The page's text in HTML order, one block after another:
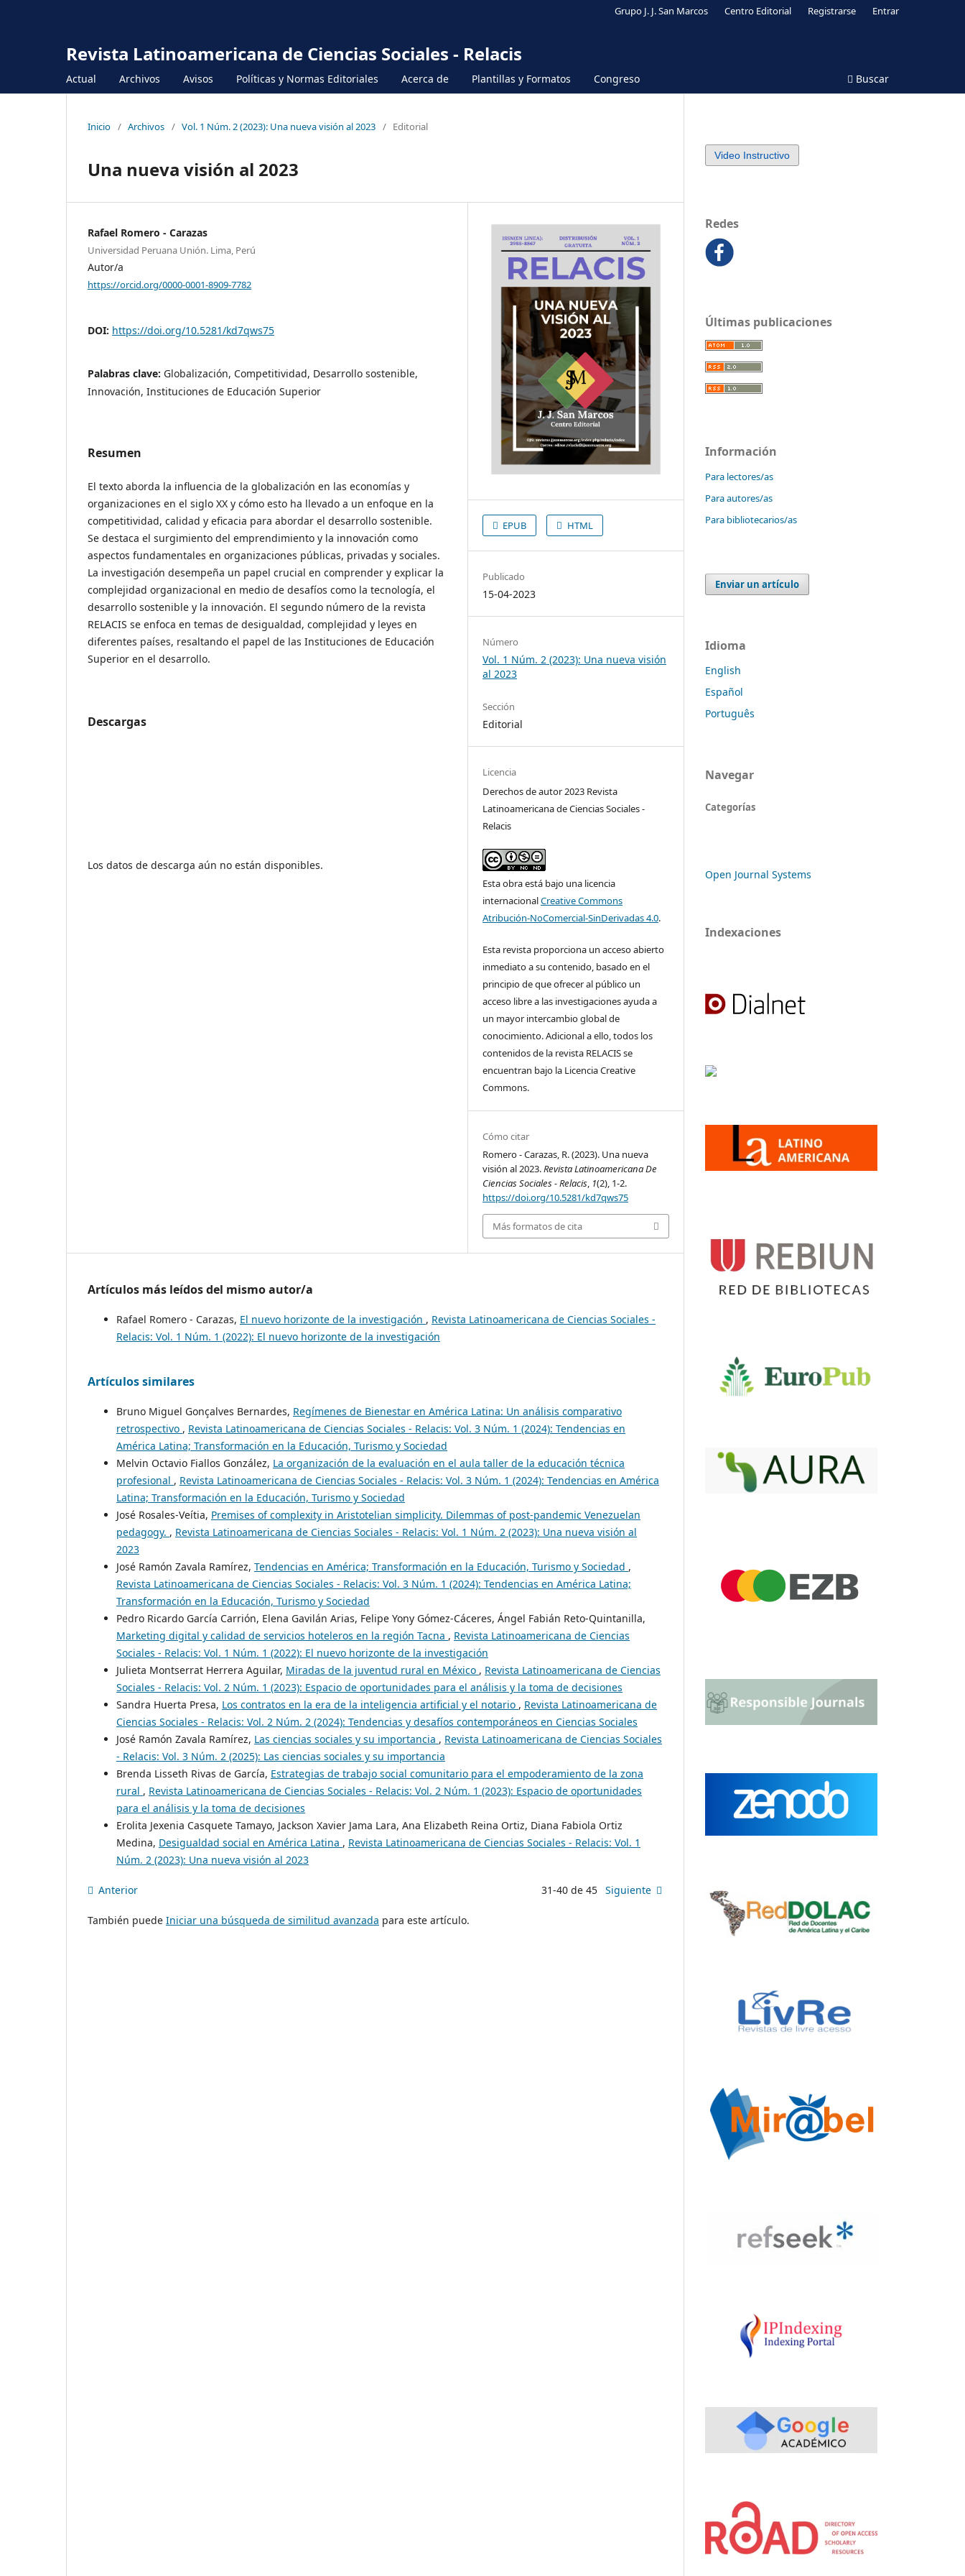
Revista Latinoamericana de Ciencias Sociales - Relacis
Actual Archivos Avisos Políticas y Normas Editoriales Acerca de Plantillas y Formatos Congreso Buscar
Grupo J. J. San Marcos Centro Editorial Registrarse Entrar
Inicio / Archivos / Vol. 1 Núm. 2 (2023): Una nueva visión al 2023 / Editorial
Una nueva visión al 2023
Rafael Romero - Carazas
Universidad Peruana Unión. Lima, Perú
Autor/a
https://orcid.org/0000-0001-8909-7782
DOI: https://doi.org/10.5281/kd7qws75
Palabras clave: Globalización, Competitividad, Desarrollo sostenible,
Innovación, Instituciones de Educación Superior
Resumen
El texto aborda la influencia de la globalización en las economías y
organizaciones en el siglo XX y cómo esto ha llevado a un enfoque en la
competitividad, calidad y eficacia para abordar el desarrollo sostenible.
Se destaca el surgimiento del emprendimiento y la innovación como
aspectos fundamentales en organizaciones públicas, privadas y sociales.
La investigación desempeña un papel crucial en comprender y explicar la
complejidad organizacional en medio de desafíos como la tecnología, el
desarrollo sostenible y la innovación. El segundo número de la revista
RELACIS se enfoca en temas de desigualdad, complejidad y leyes en
diferentes países, resaltando el papel de las Instituciones de Educación
Superior en el desarrollo.
Descargas
Los datos de descarga aún no están disponibles.
EPUB HTML
Publicado
15-04-2023
Número
Vol. 1 Núm. 2 (2023): Una nueva visión
al 2023
Sección
Editorial
Licencia
Derechos de autor 2023 Revista
Latinoamericana de Ciencias Sociales -
Relacis
Esta obra está bajo una licencia
internacionalCreative Commons
Atribución-NoComercial-SinDerivadas 4.0.
Esta revista proporciona un acceso abierto
inmediato a su contenido, basado en el
principio de que ofrecer al público un
acceso libre a las investigaciones ayuda a
un mayor intercambio global de
conocimiento. Adicional a ello, todos los
contenidos de la revista RELACIS se
encuentran bajo la Licencia Creative
Commons.
Cómo citar
Romero - Carazas, R. (2023). Una nueva
visión al 2023.Revista Latinoamericana De
Ciencias Sociales - Relacis, 1(2), 1-2.
https://doi.org/10.5281/kd7qws75
Más formatos de cita
Artículos más leídos del mismo autor/a
Rafael Romero - Carazas, El nuevo horizonte de la investigación , Revista Latinoamericana de Ciencias Sociales -
Relacis: Vol. 1 Núm. 1 (2022): El nuevo horizonte de la investigación
Artículos similares
Bruno Miguel Gonçalves Bernardes, Regímenes de Bienestar en América Latina: Un análisis comparativo
retrospectivo , Revista Latinoamericana de Ciencias Sociales - Relacis: Vol. 3 Núm. 1 (2024): Tendencias en
América Latina; Transformación en la Educación, Turismo y Sociedad
Melvin Octavio Fiallos González, La organización de la evaluación en el aula taller de la educación técnica
profesional , Revista Latinoamericana de Ciencias Sociales - Relacis: Vol. 3 Núm. 1 (2024): Tendencias en América
Latina; Transformación en la Educación, Turismo y Sociedad
José Rosales-Veítia, Premises of complexity in Aristotelian simplicity. Dilemmas of post-pandemic Venezuelan
pedagogy. , Revista Latinoamericana de Ciencias Sociales - Relacis: Vol. 1 Núm. 2 (2023): Una nueva visión al
2023
José Ramón Zavala Ramírez, Tendencias en América; Transformación en la Educación, Turismo y Sociedad ,
Revista Latinoamericana de Ciencias Sociales - Relacis: Vol. 3 Núm. 1 (2024): Tendencias en América Latina;
Transformación en la Educación, Turismo y Sociedad
Pedro Ricardo García Carrión, Elena Gavilán Arias, Felipe Yony Gómez-Cáceres, Ángel Fabián Reto-Quintanilla,
Marketing digital y calidad de servicios hoteleros en la región Tacna , Revista Latinoamericana de Ciencias
Sociales - Relacis: Vol. 1 Núm. 1 (2022): El nuevo horizonte de la investigación
Julieta Montserrat Herrera Aguilar, Miradas de la juventud rural en México , Revista Latinoamericana de Ciencias
Sociales - Relacis: Vol. 2 Núm. 1 (2023): Espacio de oportunidades para el análisis y la toma de decisiones
Sandra Huerta Presa, Los contratos en la era de la inteligencia artificial y el notario , Revista Latinoamericana de
Ciencias Sociales - Relacis: Vol. 2 Núm. 2 (2024): Tendencias y desafíos contemporáneos en Ciencias Sociales
José Ramón Zavala Ramírez, Las ciencias sociales y su importancia , Revista Latinoamericana de Ciencias Sociales
- Relacis: Vol. 3 Núm. 2 (2025): Las ciencias sociales y su importancia
Brenda Lisseth Rivas de García, Estrategias de trabajo social comunitario para el empoderamiento de la zona
rural , Revista Latinoamericana de Ciencias Sociales - Relacis: Vol. 2 Núm. 1 (2023): Espacio de oportunidades
para el análisis y la toma de decisiones
Erolita Jexenia Casquete Tamayo, Jackson Xavier Jama Lara, Ana Elizabeth Reina Ortiz, Diana Fabiola Ortiz
Medina, Desigualdad social en América Latina , Revista Latinoamericana de Ciencias Sociales - Relacis: Vol. 1
Núm. 2 (2023): Una nueva visión al 2023
Anterior 31-40 de 45 Siguiente
También puede Iniciar una búsqueda de similitud avanzada para este artículo.
Video Instructivo
Redes
Últimas publicaciones
Información
Para lectores/as
Para autores/as
Para bibliotecarios/as
Enviar un artículo
Idioma
English
Español
Português
Navegar
Categorías
Open Journal Systems
Indexaciones